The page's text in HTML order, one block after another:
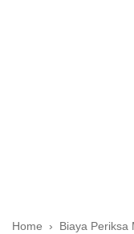
Home › Biaya Periksa